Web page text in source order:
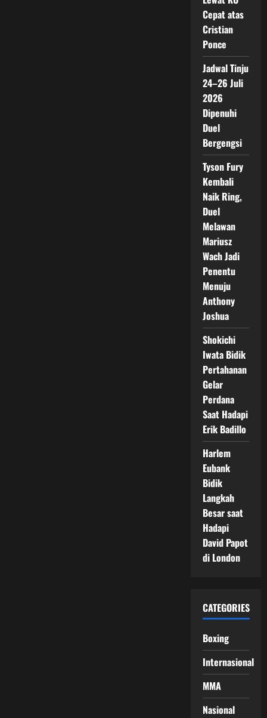
Cepat atas
Cristian
Ponce
Jadwal Tinju
24–26 Juli
2026
Dipenuhi
Duel
Bergengsi
Tyson Fury
Kembali
Naik Ring,
Duel
Melawan
Mariusz
Wach Jadi
Penentu
Menuju
Anthony
Joshua
Shokichi
Iwata Bidik
Pertahanan
Gelar
Perdana
Saat Hadapi
Erik Badillo
Harlem
Eubank
Bidik
Langkah
Besar saat
Hadapi
David Papot
di London
CATEGORIES
Boxing
Internasional
MMA
Nasional